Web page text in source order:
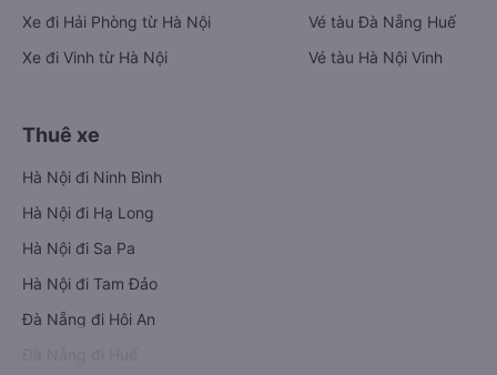
Xe đi Hải Phòng từ Hà Nội
Xe đi Vinh từ Hà Nội
Vé tàu Đà Nẵng Huế
Vé tàu Hà Nội Vinh
Thuê xe
Hà Nội đi Ninh Bình
Hà Nội đi Hạ Long
Hà Nội đi Sa Pa
Hà Nội đi Tam Đảo
Đà Nẵng đi Hội An